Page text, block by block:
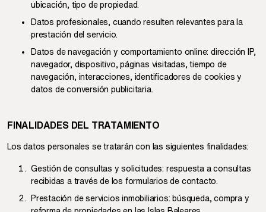
ubicación, tipo de propiedad.
Datos profesionales, cuando resulten relevantes para la
prestación del servicio.
Datos de navegación y comportamiento online: dirección IP,
navegador, dispositivo, páginas visitadas, tiempo de
navegación, interacciones, identificadores de cookies y
datos de conversión publicitaria.
FINALIDADES DEL TRATAMIENTO
Los datos personales se tratarán con las siguientes finalidades:
Gestión de consultas y solicitudes: respuesta a consultas
recibidas a través de los formularios de contacto.
Prestación de servicios inmobiliarios: búsqueda, compra y